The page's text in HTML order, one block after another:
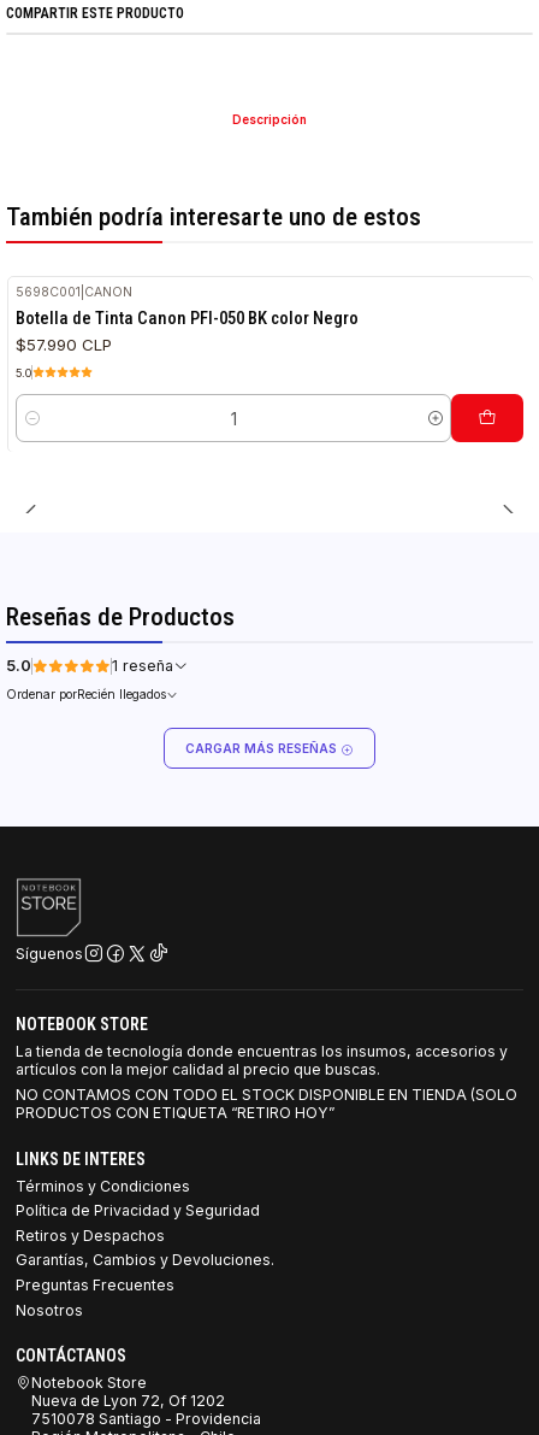
COMPARTIR ESTE PRODUCTO
Descripción
También podría interesarte uno de estos
5698C001 CANON
Botella de Tinta Canon PFI-050 BK color Negro
$57.990 CLP
5.0
Cantidad
Reseñas de Productos
5.0 1 reseña
Ordenar porRecién llegados
CARGAR MÁS RESEÑAS
Síguenos
NOTEBOOK STORE
La tienda de tecnología donde encuentras los insumos, accesorios y
artículos con la mejor calidad al precio que buscas.
NO CONTAMOS CON TODO EL STOCK DISPONIBLE EN TIENDA (SOLO
PRODUCTOS CON ETIQUETA “RETIRO HOY”
LINKS DE INTERES
Términos y Condiciones
Política de Privacidad y Seguridad
Retiros y Despachos
Garantías, Cambios y Devoluciones.
Preguntas Frecuentes
Nosotros
CONTÁCTANOS
Notebook Store
Nueva de Lyon 72, Of 1202
7510078 Santiago - Providencia